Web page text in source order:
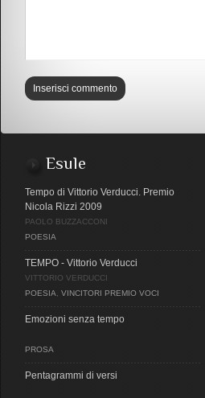
Esule
Tempo di Vittorio Verducci. Premio
Nicola Rizzi 2009
PAOLO BUZZACCONI
POESIA
TEMPO - Vittorio Verducci
VITTORIO VERDUCCI
POESIA
VINCITORI PREMIO VOCI
Emozioni senza tempo
PROSA
Pentagrammi di versi